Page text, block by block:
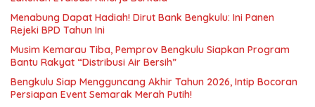
Menabung Dapat Hadiah! Dirut Bank Bengkulu: Ini Panen
Rejeki BPD Tahun Ini
Musim Kemarau Tiba, Pemprov Bengkulu Siapkan Program
Bantu Rakyat “Distribusi Air Bersih”
Bengkulu Siap Mengguncang Akhir Tahun 2026, Intip Bocoran
Persiapan Event Semarak Merah Putih!